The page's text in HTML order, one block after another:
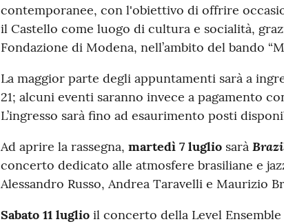
contemporanee, con l'obiettivo di offrire
il Castello come luogo di cultura e socialità,
Fondazione di Modena, nell’ambito del bando
La maggior parte degli appuntamenti sarà a
21; alcuni eventi saranno invece a pagamento
L’ingresso sarà fino ad esaurimento posti
Ad aprire la rassegna, martedì 7 luglio sarà
concerto dedicato alle atmosfere brasiliane e
Alessandro Russo, Andrea Taravelli e Maurizio
Sabato 11 luglioil concerto della Level Ensemble